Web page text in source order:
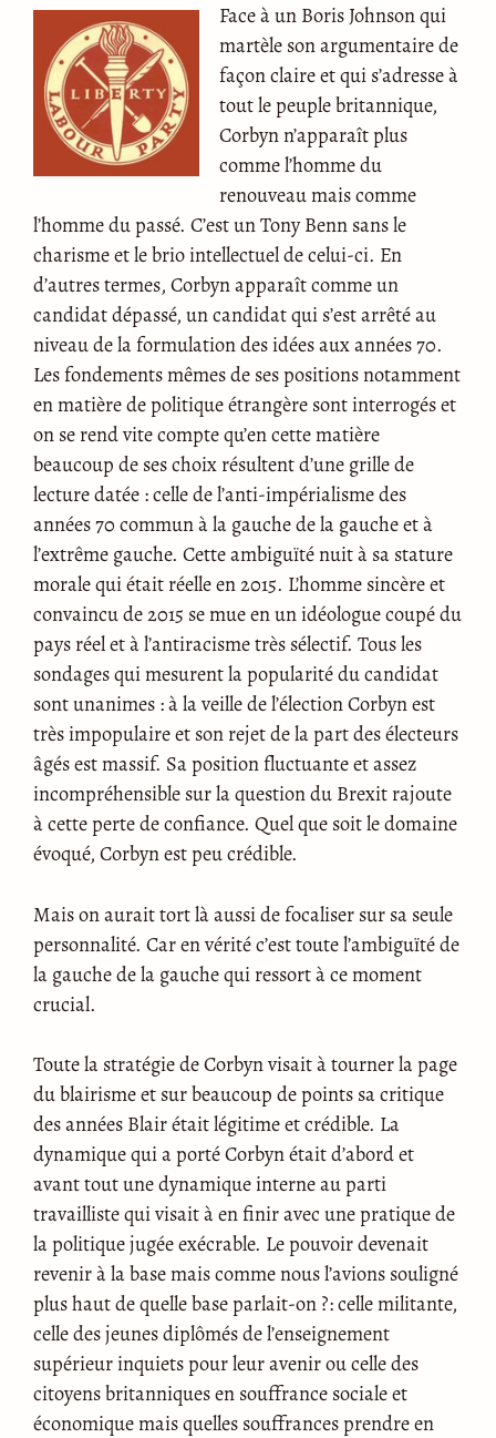
Face à un Boris Johnson qui
martèle son argumentaire de
façon claire et qui s’adresse à
tout le peuple britannique,
Corbyn n’apparaît plus
comme l’homme du
renouveau mais comme
l’homme du passé. C’est un Tony Benn sans le
charisme et le brio intellectuel de celui-ci. En
d’autres termes, Corbyn apparaît comme un
candidat dépassé, un candidat qui s’est arrêté au
niveau de la formulation des idées aux années 70.
Les fondements mêmes de ses positions notamment
en matière de politique étrangère sont interrogés et
on se rend vite compte qu’en cette matière
beaucoup de ses choix résultent d’une grille de
lecture datée : celle de l’anti-impérialisme des
années 70 commun à la gauche de la gauche et à
l’extrême gauche. Cette ambiguïté nuit à sa stature
morale qui était réelle en 2015. L’homme sincère et
convaincu de 2015 se mue en un idéologue coupé du
pays réel et à l’antiracisme très sélectif. Tous les
sondages qui mesurent la popularité du candidat
sont unanimes : à la veille de l’élection Corbyn est
très impopulaire et son rejet de la part des électeurs
âgés est massif. Sa position fluctuante et assez
incompréhensible sur la question du Brexit rajoute
à cette perte de confiance. Quel que soit le domaine
évoqué, Corbyn est peu crédible.
Mais on aurait tort là aussi de focaliser sur sa seule
personnalité. Car en vérité c’est toute l’ambiguïté de
la gauche de la gauche qui ressort à ce moment
crucial.
Toute la stratégie de Corbyn visait à tourner la page
du blairisme et sur beaucoup de points sa critique
des années Blair était légitime et crédible. La
dynamique qui a porté Corbyn était d’abord et
avant tout une dynamique interne au parti
travailliste qui visait à en finir avec une pratique de
la politique jugée exécrable. Le pouvoir devenait
revenir à la base mais comme nous l’avions souligné
plus haut de quelle base parlait-on ?: celle militante,
celle des jeunes diplômés de l’enseignement
supérieur inquiets pour leur avenir ou celle des
citoyens britanniques en souffrance sociale et
économique mais quelles souffrances prendre en